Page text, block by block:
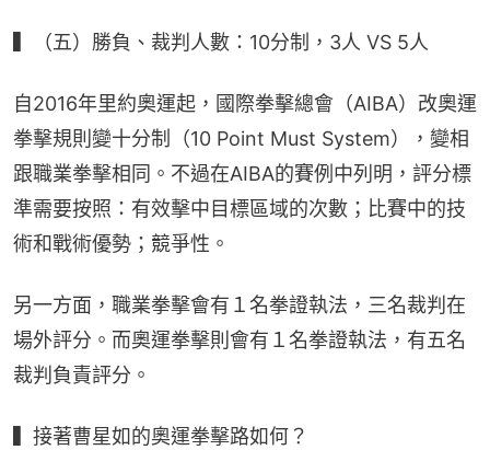
▍（五）勝負、裁判人數：10分制，3人 VS 5人
自2016年里約奧運起，國際拳擊總會（AIBA）改奧運
拳擊規則變十分制（10 Point Must System），變相
跟職業拳擊相同。不過在AIBA的賽例中列明，評分標
準需要按照：有效擊中目標區域的次數；比賽中的技
術和戰術優勢；競爭性。
另一方面，職業拳擊會有１名拳證執法，三名裁判在
場外評分。而奧運拳擊則會有１名拳證執法，有五名
裁判負責評分。
▍接著曹星如的奧運拳擊路如何？